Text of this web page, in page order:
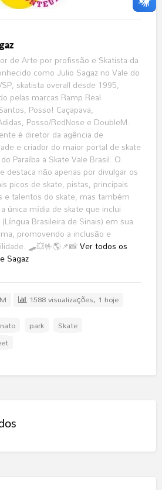
de Arte por profissão e Skatista da
como Julio Sagaz no Vale do
skatista overall desde 1995,
pelas marcas Ramp Real
Posso! Caçapava,
Posso/RedNose e DoubleM.
é diretor da agência de
e criador do maior portal de skate
Paraíba a Skate Vale Brasil. O
destaca não apenas por divulgar os
picos de skate, pistas, principais
e talentos do skate, mas também
única mídia de skate que inclui
(Língua Brasileira de Sinais) em sua
promovendo a inclusão e
🛹💥🤟🌎📌📸Ver todos os
Sagaz
1588 visualizações, 1 hoje
park
Skate